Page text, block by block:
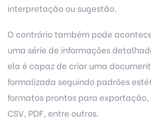
interpretação ou sugestão.
O contrário também pode
uma série de informações
ela é capaz de criar uma
formalizada seguindo padrões
formatos prontos para exportação,
CSV, PDF, entre outros.